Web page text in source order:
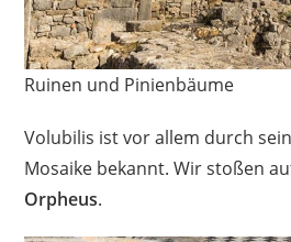
Ruinen und Pinienbäume
Volubilis ist vor allem durch
Mosaike bekannt. Wir stoßen
Orpheus.